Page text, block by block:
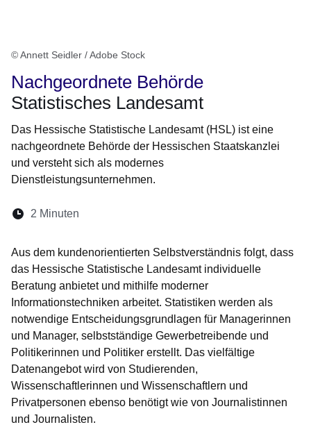
© Annett Seidler / Adobe Stock
Nachgeordnete Behörde
Statistisches Landesamt
Das Hessische Statistische Landesamt (HSL) ist eine
nachgeordnete Behörde der Hessischen Staatskanzlei
und versteht sich als modernes
Dienstleistungsunternehmen.
Lesedauer:
2 Minuten
Aus dem kundenorientierten Selbstverständnis folgt, dass
das Hessische Statistische Landesamt individuelle
Beratung anbietet und mithilfe moderner
Informationstechniken arbeitet. Statistiken werden als
notwendige Entscheidungsgrundlagen für Managerinnen
und Manager, selbstständige Gewerbetreibende und
Politikerinnen und Politiker erstellt. Das vielfältige
Datenangebot wird von Studierenden,
Wissenschaftlerinnen und Wissenschaftlern und
Privatpersonen ebenso benötigt wie von Journalistinnen
und Journalisten.